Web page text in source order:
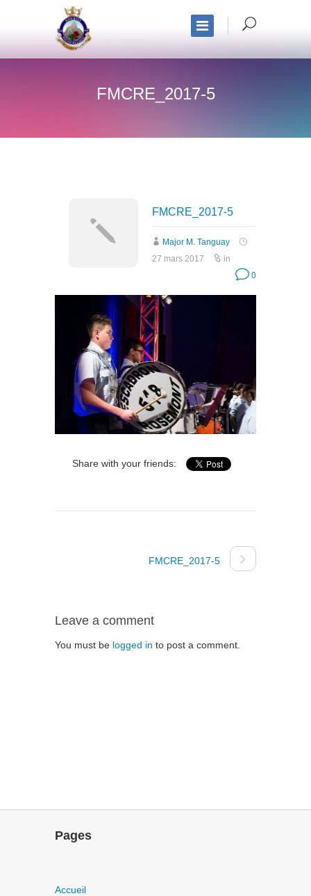
FMCRE_2017-5
FMCRE_2017-5
Major M. Tanguay
27 mars 2017
in
0
Share with your friends:
FMCRE_2017-5
Leave a comment
You must be logged in to post a comment.
Pages
Accueil